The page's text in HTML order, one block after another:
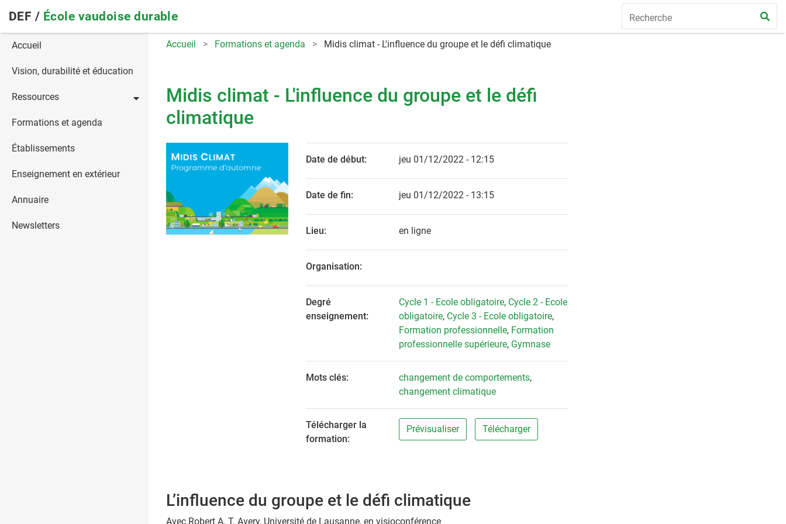
main
navigation
DEF / École vaudoise durable
Main
navigation
Accueil
Vision, durabilité et éducation
Ressources
Formations et agenda
Établissements
Enseignement en extérieur
Annuaire
Newsletters
Accueil Formations et agenda Midis climat - L'influence du groupe et le défi climatique
Midis climat - L'influence du groupe et le défi
climatique
Date de début: jeu 01/12/2022 - 12:15
Date de fin: jeu 01/12/2022 - 13:15
Lieu: en ligne
Organisation:
Degré
enseignement:
Cycle 1 - Ecole obligatoire, Cycle 2 - Ecole
obligatoire, Cycle 3 - Ecole obligatoire,
Formation professionnelle, Formation
professionnelle supérieure, Gymnase
Mots clés: changement de comportements,
changement climatique
Télécharger la
formation:
Prévisualiser Télécharger
L’influence du groupe et le défi climatique
Avec Robert A. T. Avery, Université de Lausanne, en visioconférence